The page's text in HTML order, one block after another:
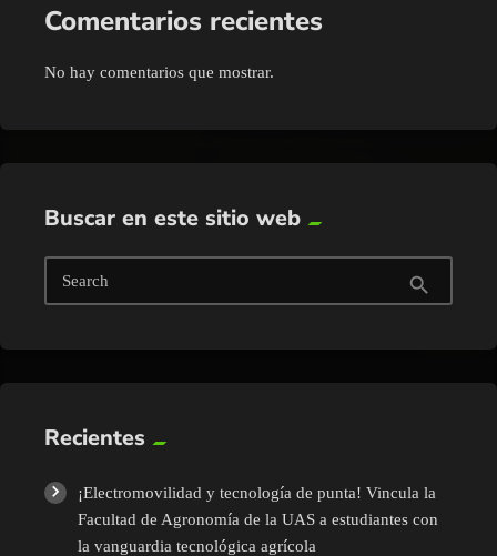
Comentarios recientes
No hay comentarios que mostrar.
Buscar en este sitio web
Search search
Recientes
¡Electromovilidad y tecnología de punta! Vincula la
Facultad de Agronomía de la UAS a estudiantes con
la vanguardia tecnológica agrícola